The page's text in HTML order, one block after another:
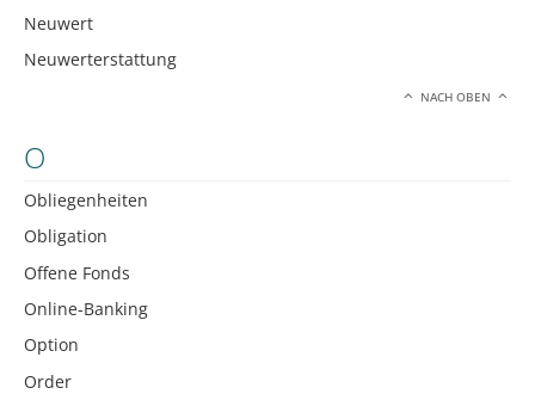
Neuwert
Neuwerterstattung
NACH OBEN
O
Obliegenheiten
Obligation
Offene Fonds
Online-Banking
Option
Order